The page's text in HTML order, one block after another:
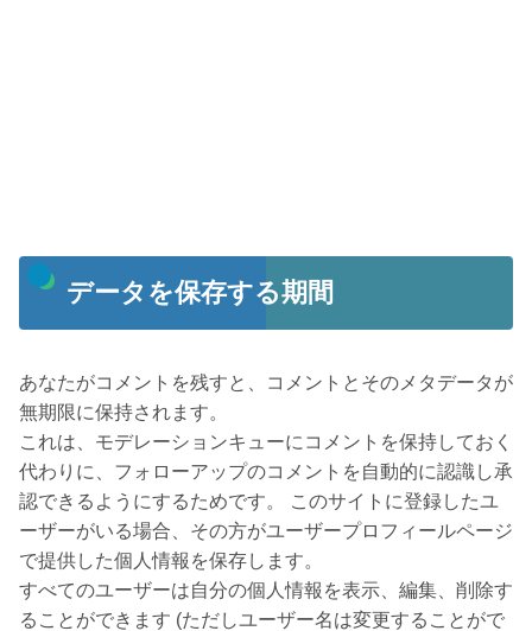
データを保存する期間
あなたがコメントを残すと、コメントとそのメタデータが
無期限に保持されます。
これは、モデレーションキューにコメントを保持しておく
代わりに、フォローアップのコメントを自動的に認識し承
認できるようにするためです。 このサイトに登録したユ
ーザーがいる場合、その方がユーザープロフィールページ
で提供した個人情報を保存します。
すべてのユーザーは自分の個人情報を表示、編集、削除す
ることができます (ただしユーザー名は変更することがで